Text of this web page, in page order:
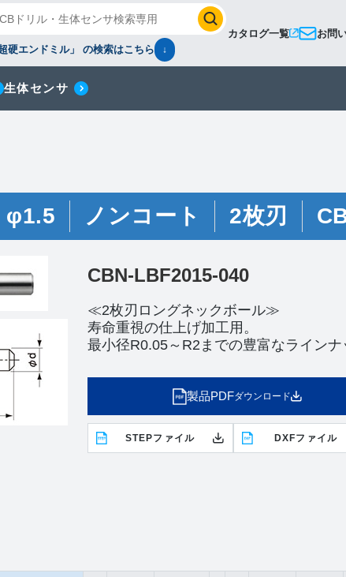
カタログ一覧 お問
超硬エンドミル」 の検索はこちら ↓
生体センサ
φ1.5 ノンコート 2枚刃
CBN-LBF2015-040
≪2枚刃ロングネックボール≫
寿命重視の仕上げ加工用。
最小径R0.05～R2までの豊富なラインナ
製品PDFダウンロード
STEPファイル DXFファイル